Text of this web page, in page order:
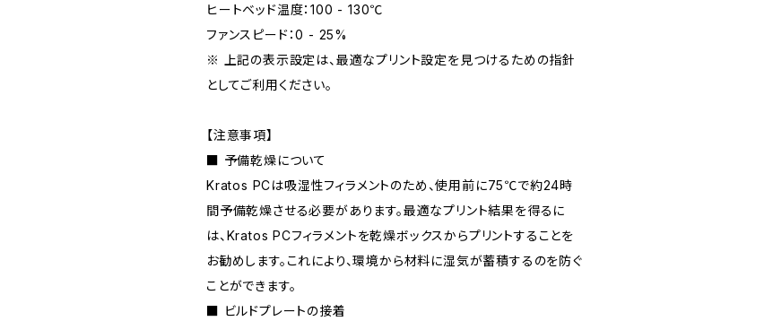
ヒートベッド温度：100 - 130℃
ファンスピード：0 - 25%
※ 上記の表示設定は、最適なプリント設定を見つけるための指針
としてご利用ください。
【注意事項】
■ 予備乾燥について
Kratos PCは吸湿性フィラメントのため、使用前に75℃で約24時
間予備乾燥させる必要があります。最適なプリント結果を得るに
は、Kratos PCフィラメントを乾燥ボックスからプリントすることを
お勧めします。これにより、環境から材料に湿気が蓄積するのを防ぐ
ことができます。
■ ビルドプレートの接着